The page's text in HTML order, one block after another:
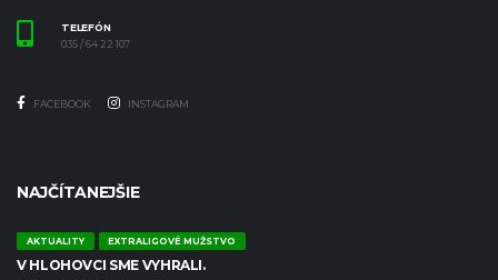
TELEFÓN
035 / 64 22 107
FACEBOOK INSTAGRAM
NAJČÍTANEJŠIE
AKTUALITY EXTRALIGOVÉ MUŽSTVO
V HLOHOVCI SME VYHRALI.